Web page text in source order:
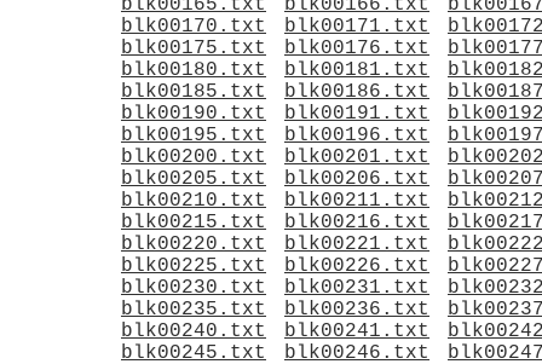
blk00165.txt
blk00166.txt
blk00170.txt
blk00171.txt
blk00175.txt
blk00176.txt
blk00180.txt
blk00181.txt
blk00185.txt
blk00186.txt
blk00190.txt
blk00191.txt
blk00195.txt
blk00196.txt
blk00200.txt
blk00201.txt
blk00205.txt
blk00206.txt
blk00210.txt
blk00211.txt
blk00215.txt
blk00216.txt
blk00220.txt
blk00221.txt
blk00225.txt
blk00226.txt
blk00230.txt
blk00231.txt
blk00235.txt
blk00236.txt
blk00240.txt
blk00241.txt
blk00245.txt
blk00246.txt